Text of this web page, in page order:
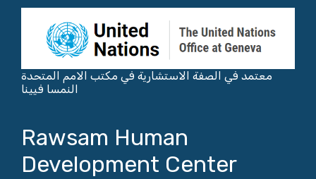
معتمد في الصفة الاستشارية في مكتب الامم المتحدة
النمسا فيينا
Rawsam Human
Development Center